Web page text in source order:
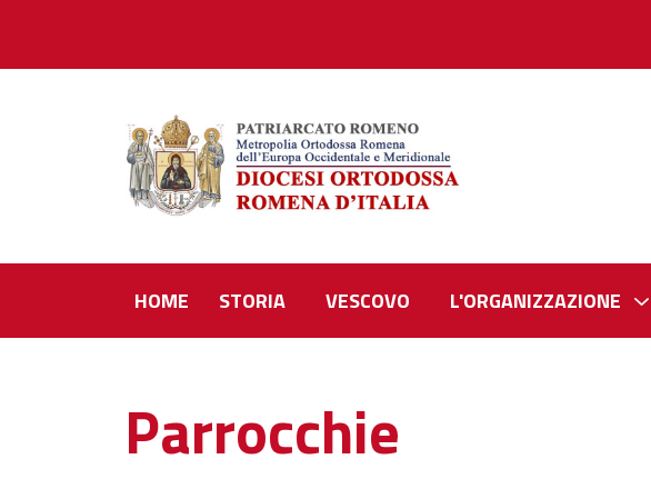
HOME STORIA VESCOVO L'ORGANIZZAZIONE
Parrocchie